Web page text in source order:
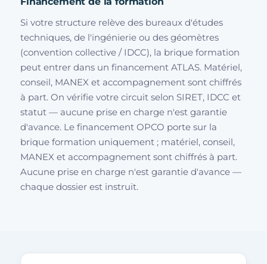
Si votre structure relève des bureaux d'études
techniques, de l'ingénierie ou des géomètres
(convention collective / IDCC), la brique formation
peut entrer dans un financement ATLAS. Matériel,
conseil, MANEX et accompagnement sont chiffrés
à part. On vérifie votre circuit selon SIRET, IDCC et
statut — aucune prise en charge n'est garantie
d'avance. Le financement OPCO porte sur la
brique formation uniquement ; matériel, conseil,
MANEX et accompagnement sont chiffrés à part.
Aucune prise en charge n'est garantie d'avance —
chaque dossier est instruit.